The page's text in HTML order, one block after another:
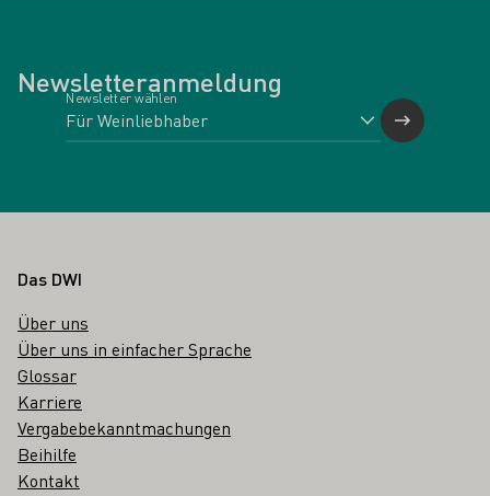
Newsletteranmeldung
Newsletter wählen
Fußbereich
Das DWI
Über uns
Über uns in einfacher Sprache
Glossar
Karriere
Vergabebekanntmachungen
Beihilfe
Kontakt